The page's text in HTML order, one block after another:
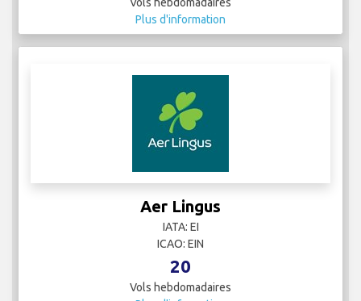
Plus d'information
Aer Lingus
IATA: EI
ICAO: EIN
20
Vols hebdomadaires